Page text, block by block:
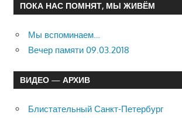
ПОКА НАС ПОМНЯТ, МЫ ЖИВЁМ
Мы вспоминаем…
Вечер памяти 09.03.2018
ВИДЕО — АРХИВ
Блистательный Санкт-Петербург